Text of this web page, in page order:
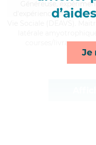
Je
,
d'expérience et
courses/livraison,